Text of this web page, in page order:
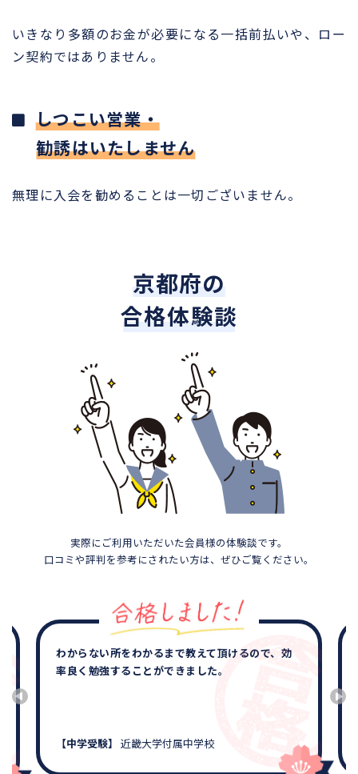
いきなり多額のお金が必要になる一括前払いや、ロー
ン契約ではありません。
しつこい営業・
勧誘はいたしません
無理に入会を勧めることは一切ございません。
京都府の
合格体験談
実際にご利用いただいた会員様の体験談です。
口コミや評判を参考にされたい方は、ぜひご覧ください。
わからない所をわかるまで教えて頂けるので、効
率良く勉強することができました。
【中学受験】 近畿大学付属中学校